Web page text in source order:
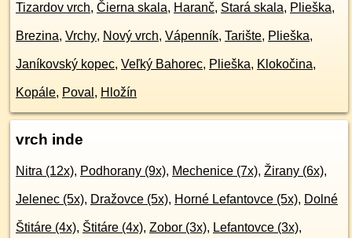
Tizardov vrch, Čierna skala, Haranč, Stará skala, Plieška,
Brezina, Vrchy, Nový vrch, Vápenník, Tarište, Plieška,
Janíkovský kopec, Veľký Bahorec, Plieška, Klokočina,
Kopále, Poval , Hložín
vrch inde
Nitra (12x), Podhorany (9x), Mechenice (7x), Žirany (6x),
Jelenec (5x), Dražovce (5x), Horné Lefantovce (5x), Dolné
Štitáre (4x), Štitáre (4x), Zobor (3x), Lefantovce (3x),